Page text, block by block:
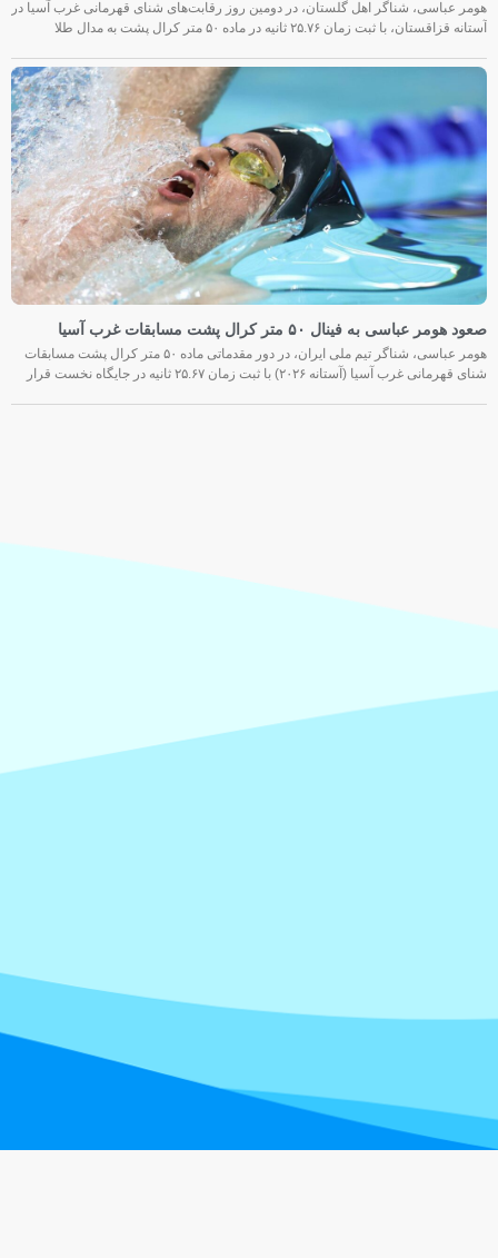
هومر عباسی، شناگر اهل گلستان، در دومین روز رقابت‌های شنای قهرمانی غرب آسیا در
آستانه قزاقستان، با ثبت زمان ۲۵.۷۶ ثانیه در ماده ۵۰ متر کرال پشت به مدال طلا
صعود هومر عباسی به فینال ۵۰ متر کرال پشت مسابقات غرب آسیا
هومر عباسی، شناگر تیم ملی ایران، در دور مقدماتی ماده ۵۰ متر کرال پشت مسابقات
شنای قهرمانی غرب آسیا (آستانه ۲۰۲۶) با ثبت زمان ۲۵.۶۷ ثانیه در جایگاه نخست قرار